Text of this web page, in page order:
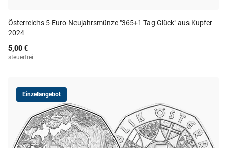
Österreichs 5-Euro-Neujahrsmünze "365+1 Tag Glück" aus Kupfer
2024
5,00 €
steuerfrei
Einzelangebot